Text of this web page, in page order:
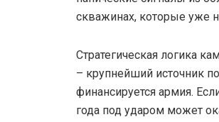
скважинах, которые уже
Стратегическая логика
– крупнейший источник
финансируется армия.
года под ударом может